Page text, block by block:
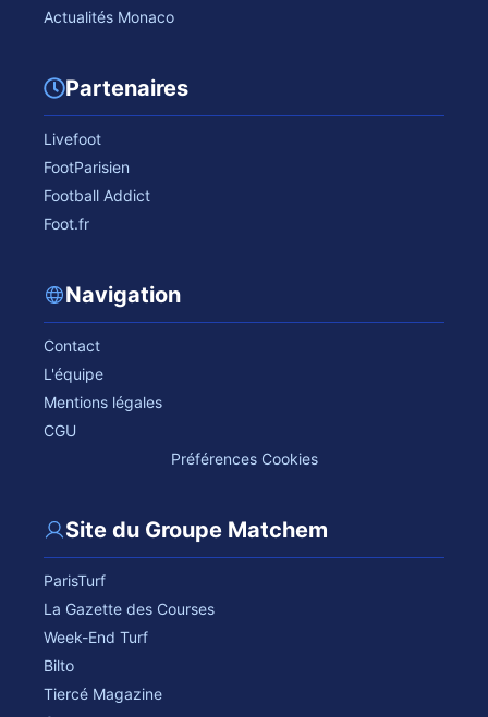
Actualités Monaco
Partenaires
Livefoot
FootParisien
Football Addict
Foot.fr
Navigation
Contact
L'équipe
Mentions légales
CGU
Préférences Cookies
Site du Groupe Matchem
ParisTurf
La Gazette des Courses
Week-End Turf
Bilto
Tiercé Magazine